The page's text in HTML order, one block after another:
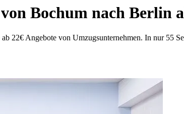
Bochum nach Berlin
22€ Angebote von Umzugsunternehmen. In nur 55